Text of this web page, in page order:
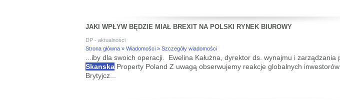
JAKI WPŁYW BĘDZIE MIAŁ BREXIT NA POLSKI RYNEK BIUROWY
DP - aktualności
Strona główna » Wiadomości » Szczegóły wiadomości
...iby dla swoich operacji. Ewelina Kałużna, dyrektor ds. wynajmu i
Skanska Property Poland Z uwagą obserwujemy reakcje globalnych
Brytyjcz...